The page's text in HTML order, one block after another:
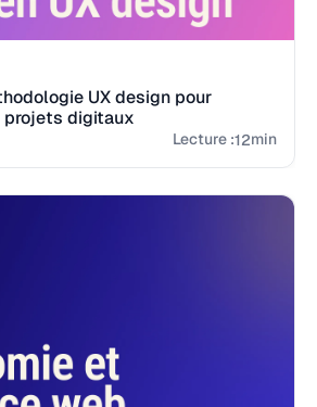
UX design pour
projets digitaux
Lecture :12min